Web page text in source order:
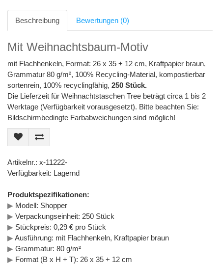
Beschreibung Bewertungen (0)
Mit Weihnachtsbaum-Motiv
mit Flachhenkeln, Format: 26 x 35 + 12 cm, Kraftpapier braun,
Grammatur 80 g/m², 100% Recycling-Material, kompostierbar
sortenrein, 100% recyclingfähig, 250 Stück.
Die Lieferzeit für Weihnachtstaschen Tree beträgt circa 1 bis 2
Werktage (Verfügbarkeit vorausgesetzt). Bitte beachten Sie:
Bildschirmbedingte Farbabweichungen sind möglich!
Artikelnr.: x-11222-
Verfügbarkeit: Lagernd
Produktspezifikationen:
▶ Modell: Shopper
▶ Verpackungseinheit: 250 Stück
▶ Stückpreis: 0,29 € pro Stück
▶ Ausführung: mit Flachhenkeln, Kraftpapier braun
▶ Grammatur: 80 g/m²
▶ Format (B x H + T): 26 x 35 + 12 cm